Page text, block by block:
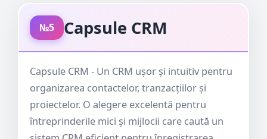
№5 Capsule CRM
Capsule CRM - Un CRM ușor și intuitiv pentru
organizarea contactelor, tranzacțiilor și
proiectelor. O alegere excelentă pentru
întreprinderile mici și mijlocii care caută un